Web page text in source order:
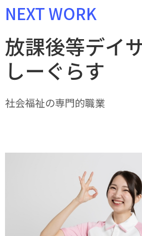
NEXT WORK
放課後等デイ
しーぐらす
社会福祉の専門的職業